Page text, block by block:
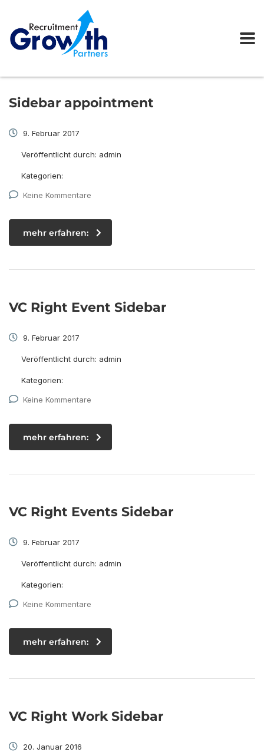
Sidebar appointment
9. Februar 2017
Veröffentlicht durch: admin
Kategorien:
Keine Kommentare
mehr erfahren:
VC Right Event Sidebar
9. Februar 2017
Veröffentlicht durch: admin
Kategorien:
Keine Kommentare
mehr erfahren:
VC Right Events Sidebar
9. Februar 2017
Veröffentlicht durch: admin
Kategorien:
Keine Kommentare
mehr erfahren:
VC Right Work Sidebar
20. Januar 2016